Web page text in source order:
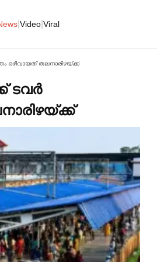
Video Viral
ഒഴിവായത് തലനാരിഴയ്ക്ക്
ടവര്‍